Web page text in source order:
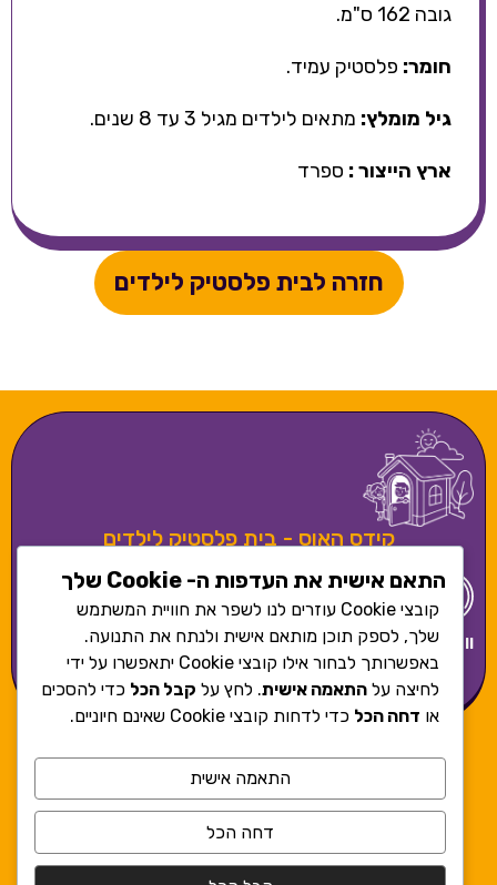
גובה 162 ס"מ.
חומר: פלסטיק עמיד.
גיל מומלץ: מתאים לילדים מגיל 3 עד 8 שנים.
ארץ הייצור : ספרד
חזרה לבית פלסטיק לילדים
קידס האוס - בית פלסטיק לילדים
וואטסאפ050-
7859779
sales@kidshouse.co.il
משרדים
- כפר
סבא
תשלום
מאובטח
בקרו באינסטגרם
שלנו
המוצרים באתר הם לשימוש פרטי * התמונות באתר להמחשה
בלבד * ט.ל.ח.
מידע שימושי
תקנון החנות ביטול עסקה
הצהרת פרטיות
הצהרת נגישות
מפת אתר
התאם אישית את העדפות ה- Cookie שלך
קובצי Cookie עוזרים לנו לשפר את חוויית המשתמש
שלך, לספק תוכן מותאם אישית ולנתח את התנועה.
באפשרותך לבחור אילו קובצי Cookie יתאפשרו על ידי
לחיצה על התאמה אישית. לחץ על קבל הכל כדי להסכים
או דחה הכל כדי לדחות קובצי Cookie שאינם חיוניים.
התאמה אישית
דחה הכל